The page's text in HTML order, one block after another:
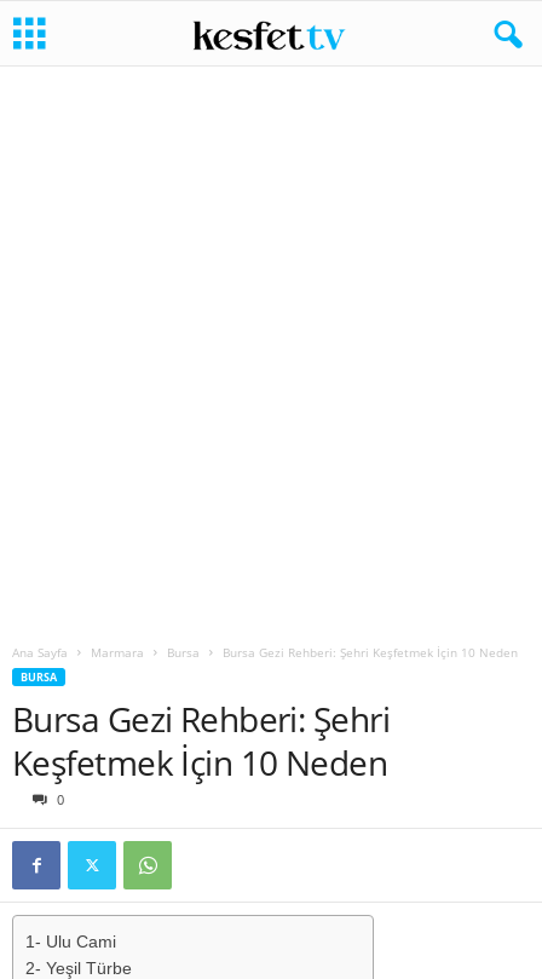
Ana Sayfa Marmara Bursa Bursa Gezi Rehberi: Şehri Keşfetmek İçin 10 Neden
BURSA
Bursa Gezi Rehberi: Şehri
Keşfetmek İçin 10 Neden
0
1- Ulu Cami
2- Yeşil Türbe